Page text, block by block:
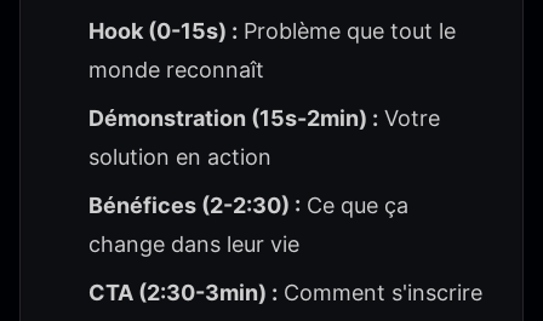
Hook (0-15s) : Problème que tout le
monde reconnaît
Démonstration (15s-2min) : Votre
solution en action
Bénéfices (2-2:30) : Ce que ça
change dans leur vie
CTA (2:30-3min) : Comment s'inscrire